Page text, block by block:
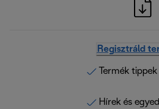
Regisztráld
Termék tippek
Hírek és